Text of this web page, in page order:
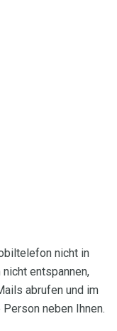
nicht in
entspannen,
abrufen und im
neben Ihnen.